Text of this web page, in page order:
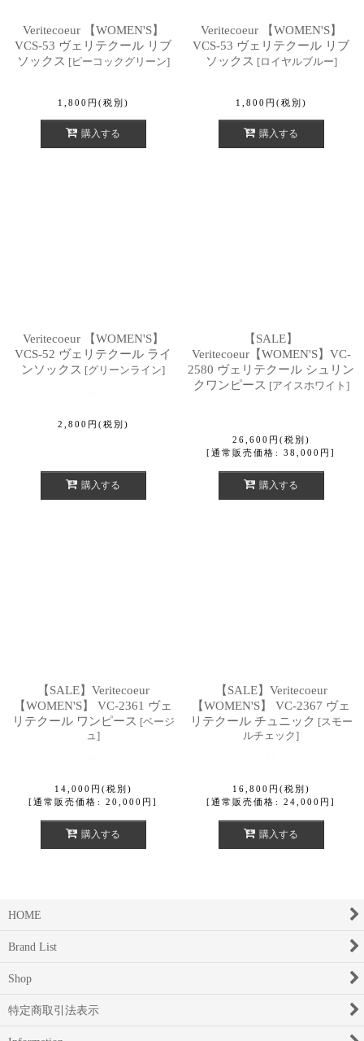
Veritecoeur 【WOMEN'S】
VCS-53 ヴェリテクール リブ
ソックス [ピーコックグリーン]
1,800 円 (税別)
購入する
Veritecoeur 【WOMEN'S】
VCS-53 ヴェリテクール リブ
ソックス [ロイヤルブルー]
1,800 円 (税別)
購入する
Veritecoeur 【WOMEN'S】
VCS-52 ヴェリテクール ライ
ンソックス [グリーンライン]
2,800 円 (税別)
購入する
【SALE】
Veritecoeur【WOMEN'S】VC-
2580 ヴェリテクール シュリン
クワンピース [アイスホワイト ]
26,600 円 (税別)
[通常販売価格 : 38,000 円 ]
購入する
【SALE】Veritecoeur
【WOMEN'S】 VC-2361 ヴェ
リテクール ワンピース [ベージ
ュ ]
14,000 円 (税別)
[通常販売価格 : 20,000 円 ]
購入する
【SALE】Veritecoeur
【WOMEN'S】 VC-2367 ヴェ
リテクール チュニック [スモー
ルチェック]
16,800 円 (税別)
[通常販売価格 : 24,000 円 ]
購入する
HOME
Brand List
Shop
特定商取引法表示